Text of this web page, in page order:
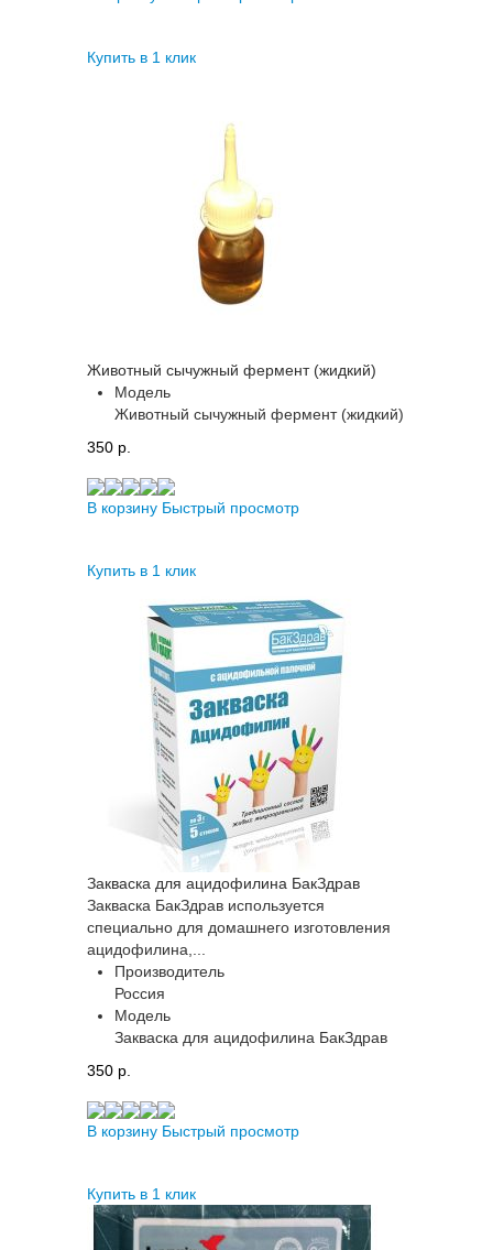
Купить в 1 клик
Животный сычужный фермент (жидкий)
Модель
Животный сычужный фермент (жидкий)
350 p.
В корзину Быстрый просмотр
Купить в 1 клик
Закваска для ацидофилина БакЗдрав
Закваска БакЗдрав используется
специально для домашнего изготовления
ацидофилина,...
Производитель
Россия
Модель
Закваска для ацидофилина БакЗдрав
350 p.
В корзину Быстрый просмотр
Купить в 1 клик